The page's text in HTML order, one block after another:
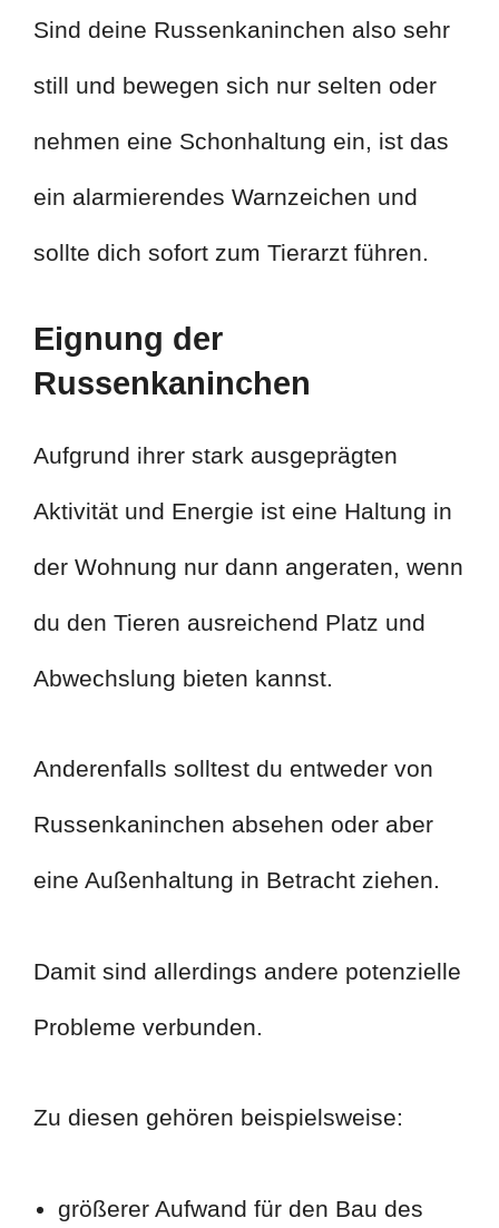
Sind deine Russenkaninchen also sehr
still und bewegen sich nur selten oder
nehmen eine Schonhaltung ein, ist das
ein alarmierendes Warnzeichen und
sollte dich sofort zum Tierarzt führen.
Eignung der
Russenkaninchen
Aufgrund ihrer stark ausgeprägten
Aktivität und Energie ist eine Haltung in
der Wohnung nur dann angeraten, wenn
du den Tieren ausreichend Platz und
Abwechslung bieten kannst.
Anderenfalls solltest du entweder von
Russenkaninchen absehen oder aber
eine Außenhaltung in Betracht ziehen.
Damit sind allerdings andere potenzielle
Probleme verbunden.
Zu diesen gehören beispielsweise:
größerer Aufwand für den Bau des